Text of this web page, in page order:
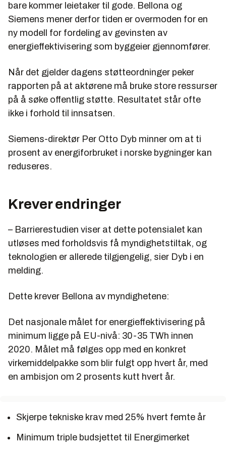
bare kommer leietaker til gode. Bellona og
Siemens mener derfor tiden er overmoden for en
ny modell for fordeling av gevinsten av
energieffektivisering som byggeier gjennomfører.
Når det gjelder dagens støtteordninger peker
rapporten på at aktørene må bruke store ressurser
på å søke offentlig støtte. Resultatet står ofte
ikke i forhold til innsatsen.
Siemens-direktør Per Otto Dyb minner om at ti
prosent av energiforbruket i norske bygninger kan
reduseres.
Krever endringer
– Barrierestudien viser at dette potensialet kan
utløses med forholdsvis få myndighetstiltak, og
teknologien er allerede tilgjengelig, sier Dyb i en
melding.
Dette krever Bellona av myndighetene:
Det nasjonale målet for energieffektivisering på
minimum ligge på EU-nivå: 30-35 TWh innen
2020. Målet må følges opp med en konkret
virkemiddelpakke som blir fulgt opp hvert år, med
en ambisjon om 2 prosents kutt hvert år.
Skjerpe tekniske krav med 25% hvert femte år
Minimum triple budsjettet til Energimerket